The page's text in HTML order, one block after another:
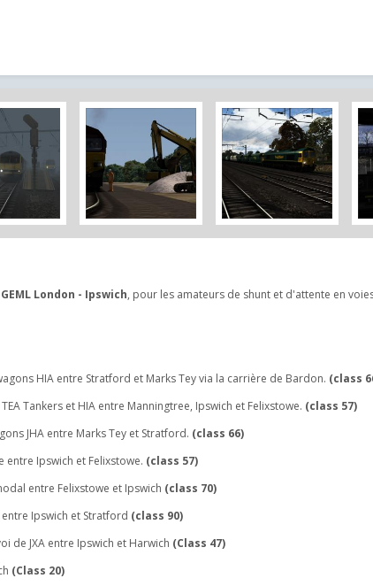
GEML London - Ipswich, pour les amateurs de shunt et d'attente en
HIA entre Stratford et Marks Tey via la carrière de Bardon. (class
Tankers et HIA entre Manningtree, Ipswich et Felixstowe. (class 57)
JHA entre Marks Tey et Stratford. (class 66)
entre Ipswich et Felixstowe. (class 57)
entre Felixstowe et Ipswich (class 70)
Ipswich et Stratford (class 90)
de JXA entre Ipswich et Harwich (Class 47)
(Class 20)